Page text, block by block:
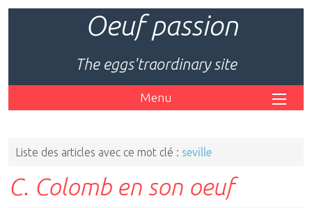
Oeuf passion
The eggs'traordinary site
Menu
Liste des articles avec ce mot clé : seville
C. Colomb en son oeuf